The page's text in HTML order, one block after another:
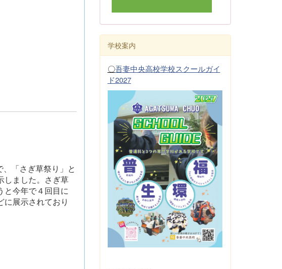
「さぎ草祭り」と
しました。さぎ草
と今年で４回目に
展示されており
学校案内
〇吾妻中央高校学校スクールガイ
ド2027